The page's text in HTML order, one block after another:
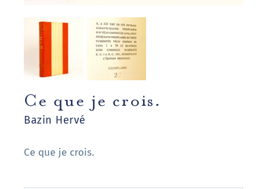
Ce que je crois.
Bazin Hervé
Ce que je crois.